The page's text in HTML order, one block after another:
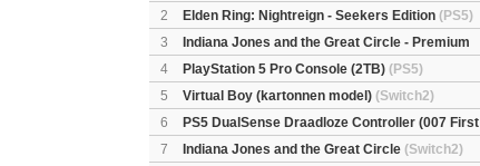
(XboxSeriesX)
2 Elden Ring: Nightreign - Seekers Edition (PS5)
3
Indiana Jones and the Great Circle - Premium
Edition(PS5)
4 PlayStation 5 Pro Console (2TB) (PS5)
5
Virtual Boy (kartonnen model) (Switch2)
6
PS5 DualSense Draadloze Controller (007 First
Light Limited Edition)(PS5)
7 Indiana Jones and the Great Circle (Switch2)